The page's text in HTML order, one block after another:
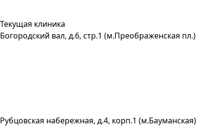
Текущая клиника
Богородский вал, д.6, стр.1 (м.Преображенская пл.)
Рубцовская набережная, д.4, корп.1 (м.Бауманская)